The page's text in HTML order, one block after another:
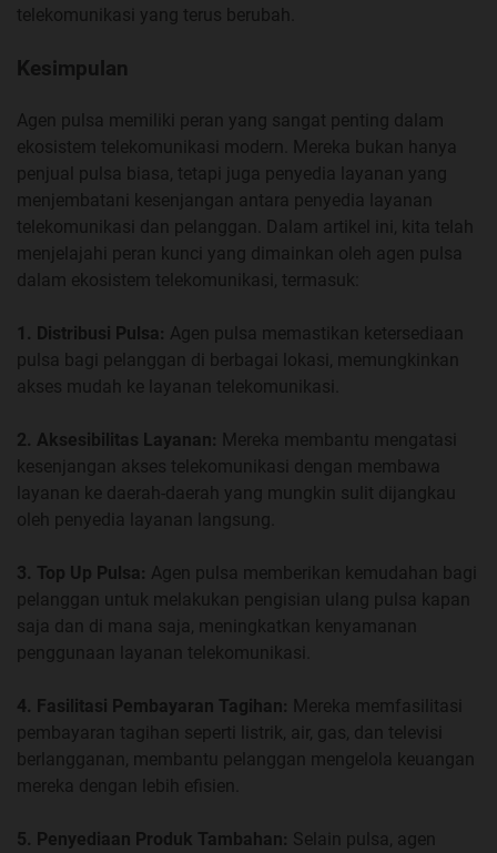
telekomunikasi yang terus berubah.
Kesimpulan
Agen pulsa memiliki peran yang sangat penting dalam
ekosistem telekomunikasi modern. Mereka bukan hanya
penjual pulsa biasa, tetapi juga penyedia layanan yang
menjembatani kesenjangan antara penyedia layanan
telekomunikasi dan pelanggan. Dalam artikel ini, kita telah
menjelajahi peran kunci yang dimainkan oleh agen pulsa
dalam ekosistem telekomunikasi, termasuk:
1. Distribusi Pulsa: Agen pulsa memastikan ketersediaan
pulsa bagi pelanggan di berbagai lokasi, memungkinkan
akses mudah ke layanan telekomunikasi.
2. Aksesibilitas Layanan: Mereka membantu mengatasi
kesenjangan akses telekomunikasi dengan membawa
layanan ke daerah-daerah yang mungkin sulit dijangkau
oleh penyedia layanan langsung.
3. Top Up Pulsa: Agen pulsa memberikan kemudahan bagi
pelanggan untuk melakukan pengisian ulang pulsa kapan
saja dan di mana saja, meningkatkan kenyamanan
penggunaan layanan telekomunikasi.
4. Fasilitasi Pembayaran Tagihan: Mereka memfasilitasi
pembayaran tagihan seperti listrik, air, gas, dan televisi
berlangganan, membantu pelanggan mengelola keuangan
mereka dengan lebih efisien.
5. Penyediaan Produk Tambahan: Selain pulsa, agen